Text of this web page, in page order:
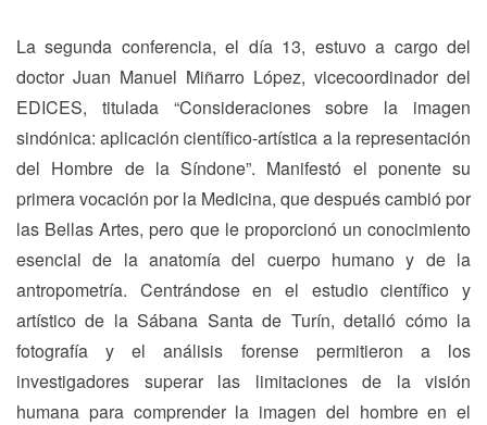
La segunda conferencia, el día 13, estuvo a cargo del
doctor Juan Manuel Miñarro López, vicecoordinador del
EDICES, titulada “Consideraciones sobre la imagen
sindónica: aplicación científico-artística a la representación
del Hombre de la Síndone”. Manifestó el ponente su
primera vocación por la Medicina, que después cambió por
las Bellas Artes, pero que le proporcionó un conocimiento
esencial de la anatomía del cuerpo humano y de la
antropometría. Centrándose en el estudio científico y
artístico de la Sábana Santa de Turín, detalló cómo la
fotografía y el análisis forense permitieron a los
investigadores superar las limitaciones de la visión
humana para comprender la imagen del hombre en el